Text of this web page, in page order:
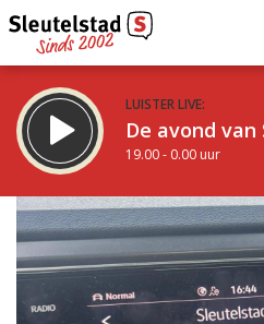
LUISTER LIVE:
De avond
19.00 - 0.00 uur
STRAKS:
De nacht van Sleutelstad
0.00 - 6.00 uur
Vorig uur
uur 1